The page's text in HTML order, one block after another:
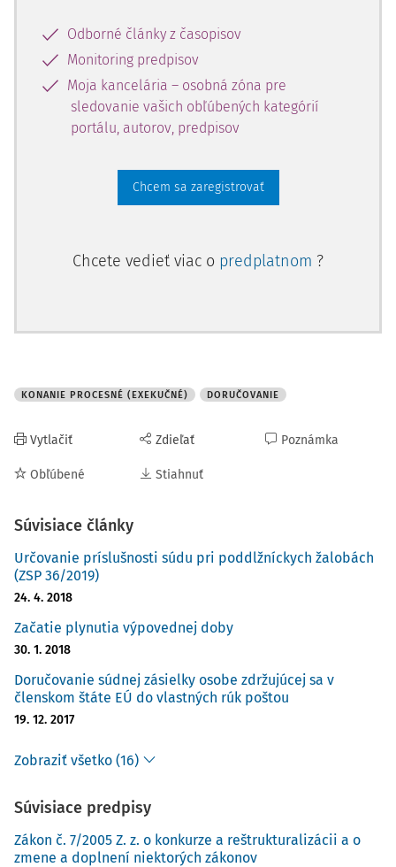
Odborné články z časopisov
Monitoring predpisov
Moja kancelária – osobná zóna pre
sledovanie vašich obľúbených kategórií
portálu, autorov, predpisov
Chcem sa zaregistrovať
Chcete vedieť viac o predplatnom ?
KONANIE PROCESNÉ (EXEKUČNÉ) DORUČOVANIE
Vytlačiť
Obľúbené
Zdieľať
Stiahnuť
Poznámka
Súvisiace články
Určovanie príslušnosti súdu pri poddlžníckych žalobách
(ZSP 36/2019)
24. 4. 2018
Začatie plynutia výpovednej doby
30. 1. 2018
Doručovanie súdnej zásielky osobe zdržujúcej sa v
členskom štáte EÚ do vlastných rúk poštou
19. 12. 2017
Zobraziť všetko (16)
Súvisiace predpisy
Zákon č. 7/2005 Z. z. o konkurze a reštrukturalizácii a o
zmene a doplnení niektorých zákonov